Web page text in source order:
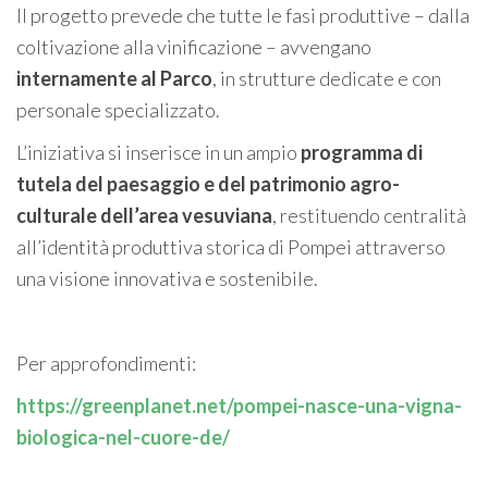
Il progetto prevede che tutte le fasi produttive – dalla
coltivazione alla vinificazione – avvengano
internamente al Parco, in strutture dedicate e con
personale specializzato.
L’iniziativa si inserisce in un ampio programma di
tutela del paesaggio e del patrimonio agro-
culturale dell’area vesuviana, restituendo centralità
all’identità produttiva storica di Pompei attraverso
una visione innovativa e sostenibile.
Per approfondimenti:
https://greenplanet.net/pompei-nasce-una-vigna-
biologica-nel-cuore-de/